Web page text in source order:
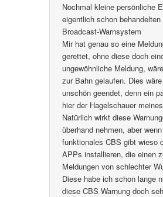
Nochmal kleine persönliche
eigentlich schon
Broadcast-Warnsystem
Mir hat genau so eine
gerettet, ohne diese doch
ungewöhnliche Meldung,
zur Bahn gelaufen. Dies
unschön geendet, denn ein
hier der Hagelschauer
Natürlich wirkt diese
überhand nehmen, aber
funktionales CBS gibt wieso
APPs installieren, die einen
Meldungen von schlechter
Diese habe ich schon lange
diese CBS Warnung doch